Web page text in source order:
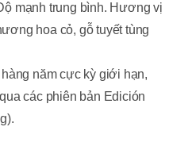
mạnh trung bình. Hương vị
hoa cỏ, gỗ tuyết tùng
năm cực kỳ giới hạn,
các phiên bản Edición